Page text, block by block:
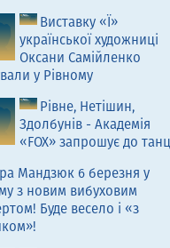
Виставку «Ї»
української художниці
Оксани Самійленко
у Рівному
Рівне, Нетішин,
Здолбунів - Академія
«FOX» запрошує до
Мандзюк 6 березня у
з новим вибуховим
Буде весело і «з